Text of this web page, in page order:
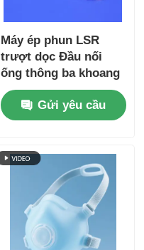
Máy ép phun LSR
trượt dọc Đầu nối
ống thông ba khoang
Gửi yêu cầu